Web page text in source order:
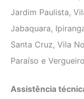
Jardim Paulista,
Jabaquara,
Santa Cruz, Vila
Paraíso e
Assistência